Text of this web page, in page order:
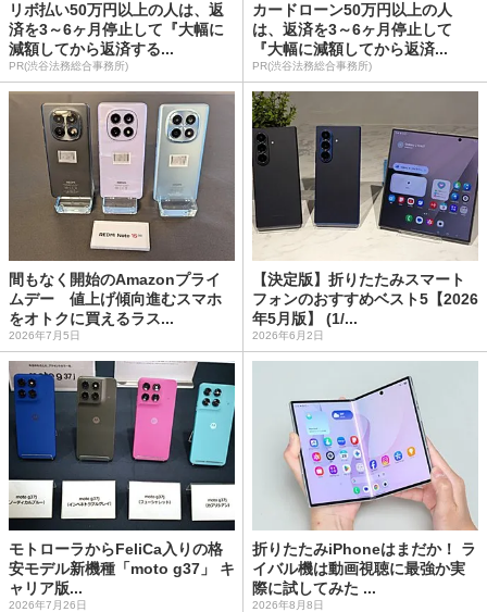
リボ払い50万円以上の人は、返
済を3～6ヶ月停止して『大幅に
減額してから返済する...
PR(渋谷法務総合事務所)
カードローン50万円以上の人
は、返済を3～6ヶ月停止して
『大幅に減額してから返済...
PR(渋谷法務総合事務所)
間もなく開始のAmazonプライ
ムデー 値上げ傾向進むスマホ
をオトクに買えるラス...
2026年7月5日
【決定版】折りたたみスマート
フォンのおすすめベスト5【2026
年5月版】 (1/...
2026年6月2日
モトローラからFeliCa入りの格
安モデル新機種「moto g37」 キ
ャリア版...
2026年7月26日
折りたたみiPhoneはまだか！ ラ
イバル機は動画視聴に最強か実
際に試してみた ...
2026年8月8日